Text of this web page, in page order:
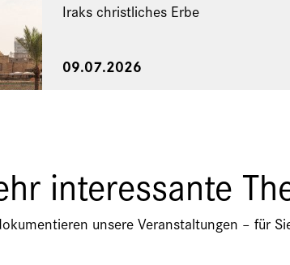
Iraks christliches Erbe
09.07.2026
interessante
unsere Veranstaltungen – für